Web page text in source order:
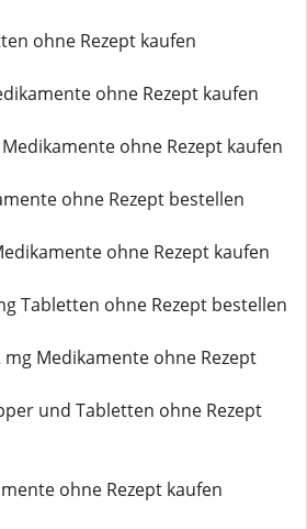
ohne Rezept kaufen
ohne Rezept kaufen
ohne Rezept kaufen
ohne Rezept bestellen
ohne Rezept kaufen
Tabletten ohne Rezept bestellen
Medikamente ohne Rezept
und Tabletten ohne Rezept
ohne Rezept kaufen